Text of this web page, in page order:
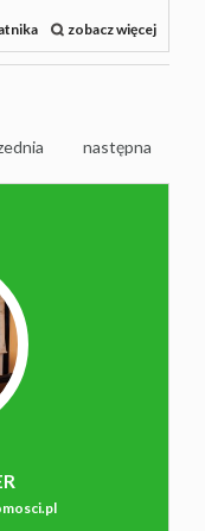
zobacz więcej
następna